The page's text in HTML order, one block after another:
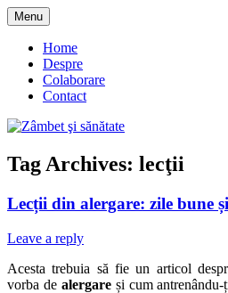
Skip
to
content
Zâmbet şi sănătate
Menu
Home
Despre
Colaborare
Contact
Tag Archives: lecţii
Lecții din alergare: zile bune
Leave a reply
Acesta trebuia să fie un articol
vorba de alergareși cum antrenându-